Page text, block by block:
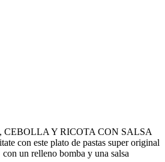
CEBOLLA Y RICOTA CON SALSA
con este plato de pastas super original
un relleno bomba y una salsa